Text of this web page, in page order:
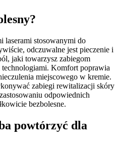
laserami stosowanymi do
odczuwalne jest pieczenie i
jaki towarzysz zabiegom
Komfort poprawia
miejscowego w kremie.
zabiegi rewitalizacji skóry
odpowiednich
bezbolesne.
powtórzyć dla